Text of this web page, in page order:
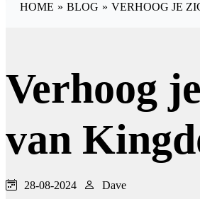
HOME » BLOG » VERHOOG JE
Verhoog
van
28-08-2024 Dave